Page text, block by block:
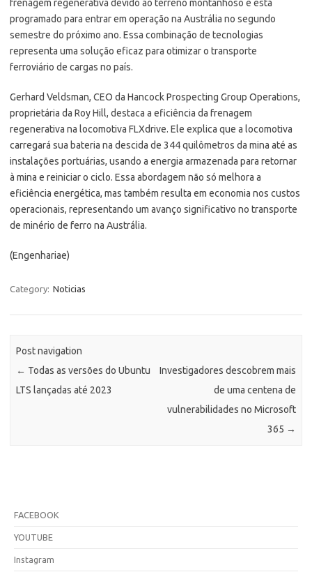
frenagem regenerativa devido ao terreno montanhoso e está
programado para entrar em operação na Austrália no segundo
semestre do próximo ano. Essa combinação de tecnologias
representa uma solução eficaz para otimizar o transporte
ferroviário de cargas no país.
Gerhard Veldsman, CEO da Hancock Prospecting Group Operations,
proprietária da Roy Hill, destaca a eficiência da frenagem
regenerativa na locomotiva FLXdrive. Ele explica que a locomotiva
carregará sua bateria na descida de 344 quilômetros da mina até as
instalações portuárias, usando a energia armazenada para retornar
à mina e reiniciar o ciclo. Essa abordagem não só melhora a
eficiência energética, mas também resulta em economia nos custos
operacionais, representando um avanço significativo no transporte
de minério de ferro na Austrália.
(Engenhariae)
Category: Noticias
Post navigation
← Todas as versões do Ubuntu
LTS lançadas até 2023
Investigadores descobrem mais
de uma centena de
vulnerabilidades no Microsoft
365 →
FACEBOOK
YOUTUBE
Instagram